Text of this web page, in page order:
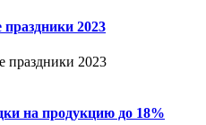
2023
на продукцию до 18%